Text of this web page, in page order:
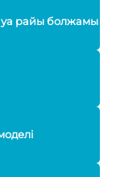
райы болжамы